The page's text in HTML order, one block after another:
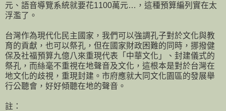
元、語音導覽系統就要花1100萬元…，這種預算編列實在太
浮濫了。
台灣作為現代化民主國家，我們可以強調孔子對於文化與教
育的貢獻，也可以祭孔，但在國家財政困難的同時，挪撥健
保及社福預算九億八來重現代表「中華文化」、封建儀式的
祭孔，而絲毫不重視在地聲音及文化，這根本是對於台灣在
地文化的歧視，重現封建。市府應就大同文化園區的發展舉
行公聽會，好好傾聽在地的聲音。
註：